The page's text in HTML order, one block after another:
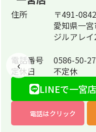
‹
住所
〒491-0842
愛知県一
ジルアレ
電話番号
0586-50-
定休日
不定休
LINEで一宮
電話はクリック